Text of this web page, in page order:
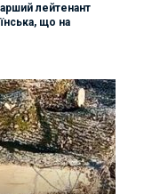
лейтенант
що на